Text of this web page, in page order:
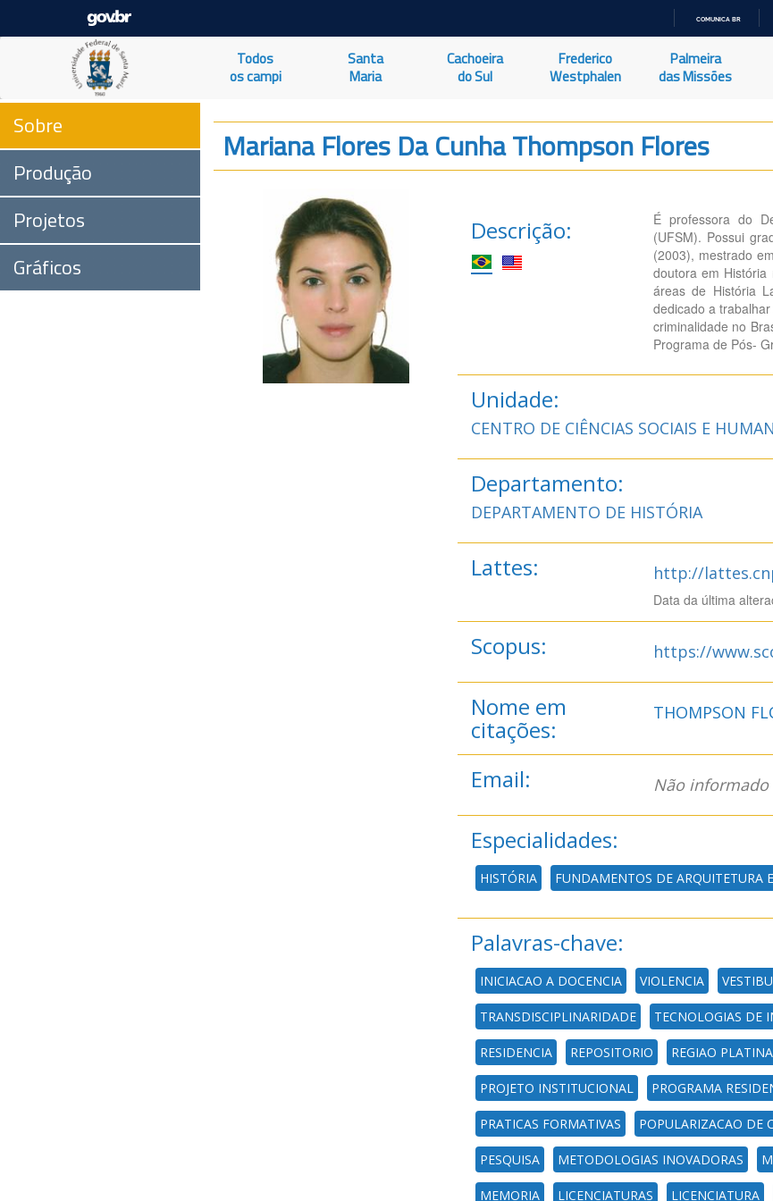
O
COMUNICA BR
Todos
os campi
Santa
Maria
Cachoeira
do Sul
Frederico
Westphalen
Palmeira
das Missões
Sobre
Produção
Projetos
Gráficos
Mariana Flores Da Cunha Thompson Flores
Descrição:
É professora do
(UFSM). Possui
(2003), mestrado
doutora em História
áreas de História
dedicado a
criminalidade no
Programa de Pós-
Unidade:
CENTRO DE CIÊNCIAS SOCIAIS E
Departamento:
DEPARTAMENTO DE HISTÓRIA
Lattes: http://
Data da última
Scopus: https://
Nome em
citações:
THOMPSON
Email: Não informado
Especialidades:
HISTÓRIA FUNDAMENTOS DE ARQUITETURA
Palavras-chave:
INICIACAO A DOCENCIA VIOLENCIA
TRANSDISCIPLINARIDADE TECNOLOGIAS DE
RESIDENCIA REPOSITORIO REGIAO PLATINA
PROJETO INSTITUCIONAL PROGRAMA
PRATICAS FORMATIVAS POPULARIZACAO DE
PESQUISA METODOLOGIAS INOVADORAS
MEMORIA LICENCIATURAS LICENCIATURA